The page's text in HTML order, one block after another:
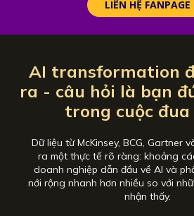
LIÊN HỆ FANPAGE
AI transformation
ra - câu hỏi là bạn
trong cuộc đua
Dữ liệu từ McKinsey, BCG, Gartner
ra một thực tế rõ ràng: khoảng
doanh nghiệp dẫn đầu về AI và
nới rộng nhanh hơn nhiều so với
nhận thấy.